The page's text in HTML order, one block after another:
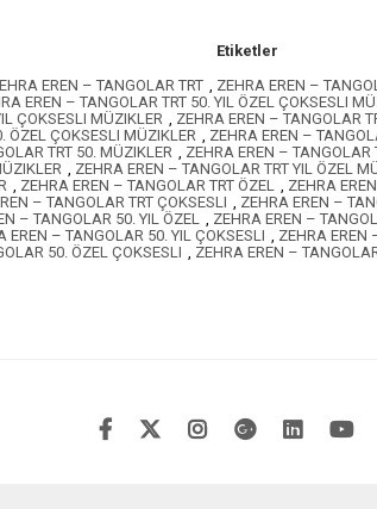
Etiketler
EREN – TANGOLAR TRT , ZEHRA EREN –
EREN – TANGOLAR TRT 50. YIL ÖZEL ÇOKSESLI
ÇOKSESLI MÜZIKLER , ZEHRA EREN – TANGOLAR
ÖZEL ÇOKSESLI MÜZIKLER , ZEHRA EREN –
TRT 50. MÜZIKLER , ZEHRA EREN – TANGOLAR
, ZEHRA EREN – TANGOLAR TRT YIL ÖZEL
, ZEHRA EREN – TANGOLAR TRT ÖZEL , ZEHRA
– TANGOLAR TRT ÇOKSESLI , ZEHRA EREN –
– TANGOLAR 50. YIL ÖZEL , ZEHRA EREN –
EREN – TANGOLAR 50. YIL ÇOKSESLI , ZEHRA EREN
50. ÖZEL ÇOKSESLI , ZEHRA EREN –